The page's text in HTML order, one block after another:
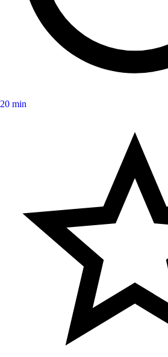
20 min